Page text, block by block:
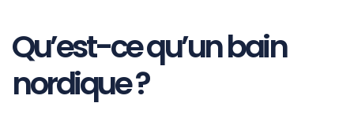
Qu’est-ce qu’un bain
nordique ?